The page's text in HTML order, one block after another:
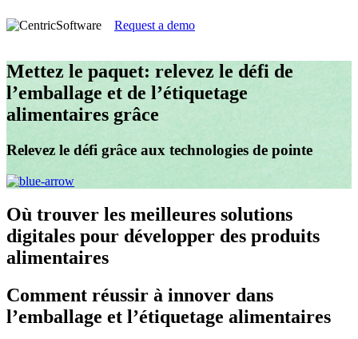
Request a demo
Mettez le paquet: relevez le défi de
l’emballage et de l’étiquetage
alimentaires grâce
Relevez le défi grâce aux technologies de pointe
Où trouver les meilleures solutions
digitales pour développer des produits
alimentaires
Comment réussir à innover dans
l’emballage et l’étiquetage alimentaires